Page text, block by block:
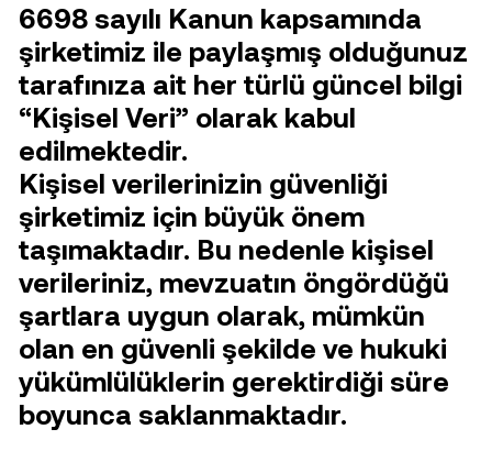
6698 sayılı Kanun kapsamında
şirketimiz ile paylaşmış olduğunuz
tarafınıza ait her türlü güncel bilgi
“Kişisel Veri” olarak kabul
edilmektedir.
Kişisel verilerinizin güvenliği
şirketimiz için büyük önem
taşımaktadır. Bu nedenle kişisel
verileriniz, mevzuatın öngördüğü
şartlara uygun olarak, mümkün
olan en güvenli şekilde ve hukuki
yükümlülüklerin gerektirdiği süre
boyunca saklanmaktadır.